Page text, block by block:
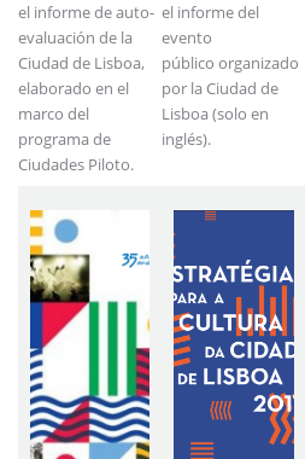
el informe de auto-
evaluación de la
Ciudad de Lisboa,
elaborado en el
marco del
programa de
Ciudades Piloto.
el informe del
evento
público organizado
por la Ciudad de
Lisboa (solo en
inglés).